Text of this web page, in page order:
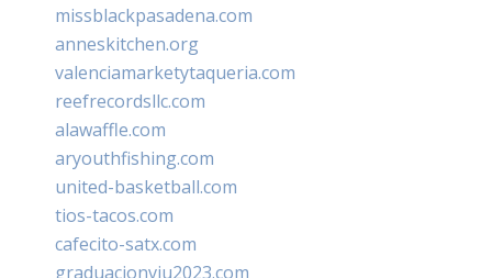
missblackpasadena.com
anneskitchen.org
valenciamarketytaqueria.com
reefrecordsllc.com
alawaffle.com
aryouthfishing.com
united-basketball.com
tios-tacos.com
cafecito-satx.com
graduacionviu2023.com